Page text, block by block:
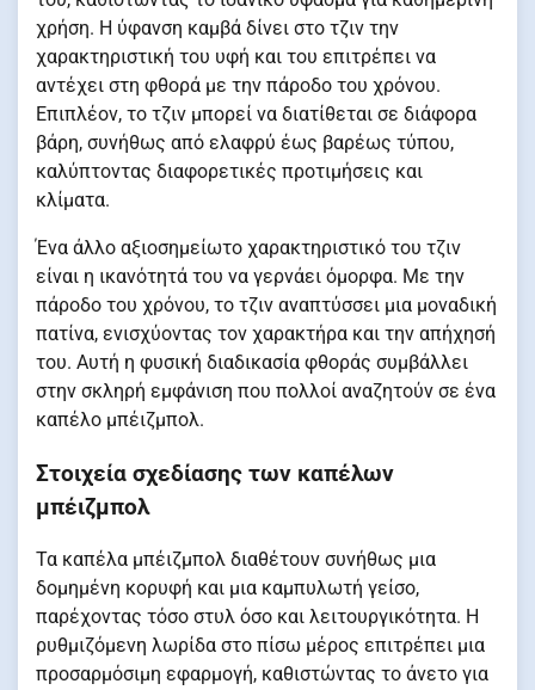
χρήση. Η ύφανση καμβά δίνει στο τζιν την
χαρακτηριστική του υφή και του επιτρέπει να
αντέχει στη φθορά με την πάροδο του χρόνου.
Επιπλέον, το τζιν μπορεί να διατίθεται σε διάφορα
βάρη, συνήθως από ελαφρύ έως βαρέως τύπου,
καλύπτοντας διαφορετικές προτιμήσεις και
κλίματα.
Ένα άλλο αξιοσημείωτο χαρακτηριστικό του τζιν
είναι η ικανότητά του να γερνάει όμορφα. Με την
πάροδο του χρόνου, το τζιν αναπτύσσει μια μοναδική
πατίνα, ενισχύοντας τον χαρακτήρα και την απήχησή
του. Αυτή η φυσική διαδικασία φθοράς συμβάλλει
στην σκληρή εμφάνιση που πολλοί αναζητούν σε ένα
καπέλο μπέιζμπολ.
Στοιχεία σχεδίασης των καπέλων
μπέιζμπολ
Τα καπέλα μπέιζμπολ διαθέτουν συνήθως μια
δομημένη κορυφή και μια καμπυλωτή γείσο,
παρέχοντας τόσο στυλ όσο και λειτουργικότητα. Η
ρυθμιζόμενη λωρίδα στο πίσω μέρος επιτρέπει μια
προσαρμόσιμη εφαρμογή, καθιστώντας το άνετο για